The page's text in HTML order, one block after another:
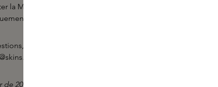
la Masterclass jusqu'à six mois après l'achat. La
disponible en néerlandais.
vous pouvez toujours contacter nos Skins
20 euros est valable trois mois à compter de la